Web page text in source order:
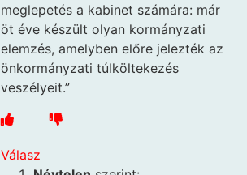
meglepetés a kabinet számára: már
öt éve készült olyan kormányzati
elemzés, amelyben előre jelezték az
önkormányzati túlköltekezés
veszélyeit.”
Válasz